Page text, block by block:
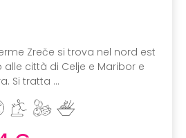
Zreče si trova nel nord est
alle città di Celje e Maribor e
Si tratta ...